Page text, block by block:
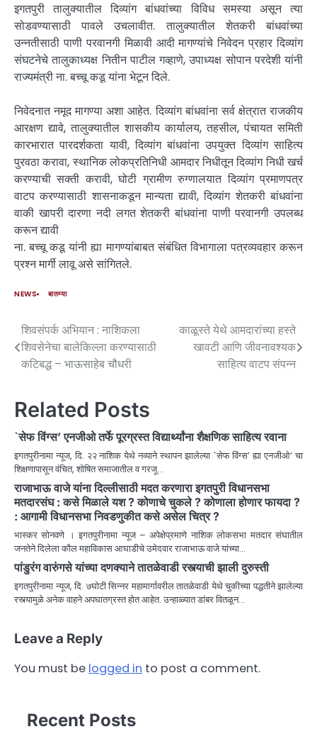
इगतपुरी तालुक्यातील दिव्यांग बांधवांच्या विविध समस्या असून त्या
सोडवण्यासाठी पावले उचलावीत. तालुक्यातील शेतकरी बांधवांच्या
उन्नतीसाठी पाणी परवानगी मिळावी आदी मागण्यांचे निवेदन प्रहार दिव्यांग
संघटनेचे तालुकाध्यक्ष नितीन पाटील गव्हाणे, उपाध्यक्ष सोपान परदेशी यांनी
राज्यमंत्री ना. बच्चू कडू यांना भेटून दिले.
निवेदनात नमूद मागण्या अशा आहेत. दिव्यांग बांधवांना सर्व क्षेत्रात राजकीय
आरक्षण द्यावे, तालुक्यातील शासकीय कार्यालय, तहसील, पंचायत समिती
कारभारात पारदर्शकता यावी, दिव्यांग बांधवांना उपयुक्त दिव्यांग साहित्य
पुरवठा करावा, स्थानिक लोकप्रतिनिधी आमदार निधीतून दिव्यांग निधी खर्च
करण्याची सक्ती करावी, घोटी ग्रामीण रुग्णालयात दिव्यांग प्रमाणपत्र
वाटप करण्यासाठी शासनाकडून मान्यता द्यावी, दिव्यांग शेतकरी बांधवांना
वाकी खापरी दारणा नदी लगत शेतकरी बांधवांना पाणी परवानगी उपलब्ध
करून द्यावी
ना. बच्चू कडू यांनी ह्या मागण्यांबाबत संबंधित विभागाला पत्रव्यवहार करून
प्रश्न मार्गी लावू असे सांगितले.
NEWS बातम्या
शिवसंपर्क अभियान : नाशिकला
शिवसेनेचा बालेकिल्ला करण्यासाठी
कटिबद्ध – भाऊसाहेब चौधरी
काळूस्ते येथे आमदारांच्या हस्ते
खावटी आणि जीवनावश्यक
साहित्य वाटप संपन्न
Related Posts
`सेफ विंग्स’ एनजीओ तर्फे पूरग्रस्त विद्यार्थ्यांना शैक्षणिक साहित्य रवाना
इगतपुरीनामा न्यूज, दि. २२ नाशिक येथे नव्याने स्थापन झालेल्या `सेफ विंग्स’ ह्या एनजीओ’ चा
शिक्षणापासून वंचित, शोषित समाजातील व गरजू…
राजाभाऊ वाजे यांना दिल्लीसाठी मदत करणारा इगतपुरी विधानसभा
मतदारसंघ : कसे मिळाले यश ? कोणाचे चुकले ? कोणाला होणार फायदा ?
: आगामी विधानसभा निवडणुकीत कसे असेल चित्र ?
भास्कर सोनवणे । इगतपुरीनामा न्यूज – अपेक्षेप्रमाणे नाशिक लोकसभा मतदार संघातील
जनतेने दिलेला कौल महाविकास आघाडीचे उमेदवार राजाभाऊ वाजे यांच्या…
पांडुरंग वारुंगसे यांच्या दणक्याने तातळेवाडी रस्त्याची झाली दुरुस्ती
इगतपुरीनामा न्यूज, दि. ७घोटी सिन्नर महामार्गावरील तातळेवाडी येथे चुकीच्या पद्धतीने झालेल्या
रस्त्यामुळे अनेक वाहने अपघातग्रस्त होत आहेत. उन्हाळ्यात डांबर वितळून…
Leave a Reply
You must be logged in to post a comment.
Recent Posts